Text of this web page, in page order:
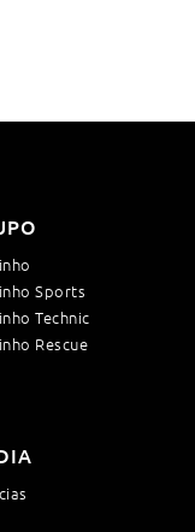
Sports
Technic
Rescue